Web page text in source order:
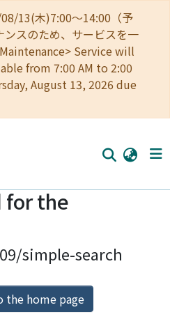
13(木)7:00～14:00（予
スのため、サービスを一
Service will
from 7:00 AM to 2:00
August 13, 2026 due
for the
simple-search
the home page